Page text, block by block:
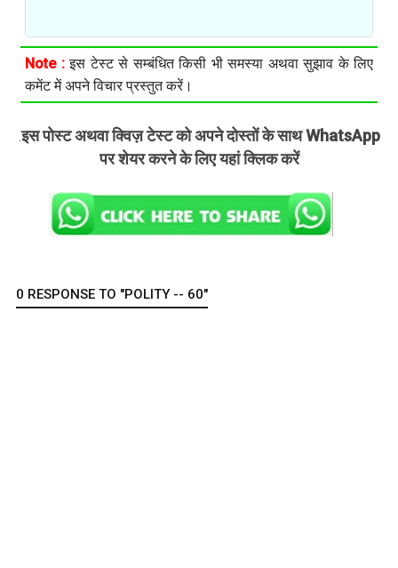
Note :इस टेस्ट से सम्बंधित किसी भी समस्या अथवा सुझाव के लिए
कमेंट में अपने विचार प्रस्तुत करें।
.इस पोस्ट अथवा क्विज़ टेस्ट को अपने दोस्तों के साथ WhatsApp
पर शेयर करने के लिए यहां क्लिक करें
0 RESPONSE TO "POLITY -- 60"